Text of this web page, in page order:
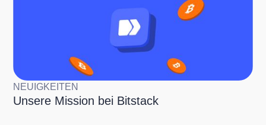
NEUIGKEITEN
Unsere Mission bei Bitstack